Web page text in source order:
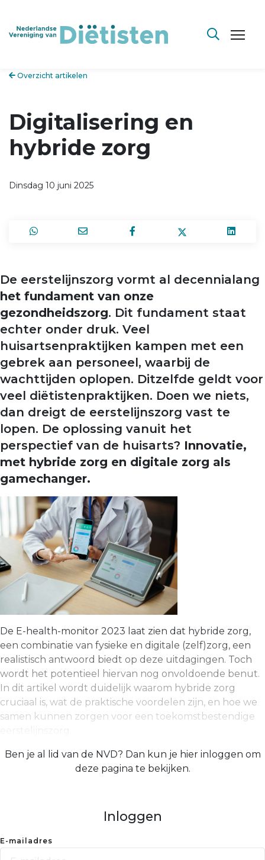
Overzicht artikelen
Digitalisering en
hybride zorg
Dinsdag 10 juni 2025
De eerstelijnszorg vormt al decennialang
het fundament van onze
gezondheidszorg. Dit fundament staat
echter onder druk. Veel
huisartsenpraktijken kampen met een
gebrek aan personeel, waarbij de
wachttijden oplopen. Ditzelfde geldt voor
veel diëtistenpraktijken. Doen we niets,
dan dreigt de eerstelijnszorg vast te
lopen. De oplossing vanuit het
perspectief van de huisarts? Innovatie,
met hybride zorg en digitale zorg als
gamechanger.
De E-health-monitor 2023 laat zien dat hybride zorg,
een combinatie van fysieke en digitale (zelf)zorg, een
realistisch antwoord biedt op deze uitdagingen. Toch
wordt het potentieel hiervan nog onvoldoende benut.
In dit artikel wordt duidelijk waarom hybride zorg
cruciaal is, wat de praktische voordelen zijn, en hoe we
samen kunnen zorgen voor een toekomstbestendige
Ben je al lid van de NVD? Dan kun je hier inloggen om
deze pagina te bekijken.
Inloggen
E-mailadres